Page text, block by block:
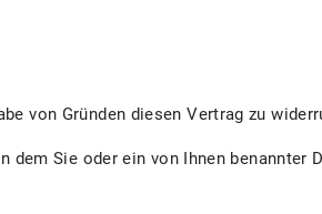
von Gründen diesen Vertrag zu
dem Sie oder ein von Ihnen